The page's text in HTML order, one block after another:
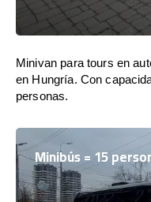
Minivan para tours en
en Hungría. Con
personas.
Minibús = 15